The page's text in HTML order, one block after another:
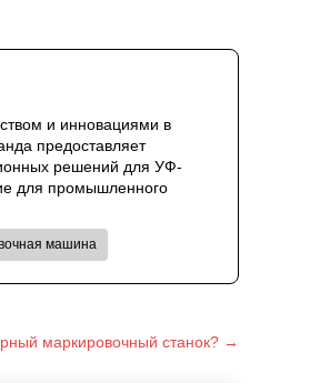
и инновациями в
предоставляет
решений для УФ-
для промышленного
машина
маркировочный станок? →